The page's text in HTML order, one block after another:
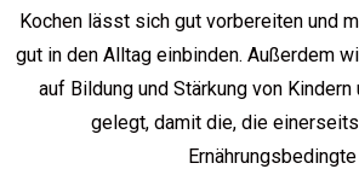
Kochen lässt sich gut vorbereiten und
gut in den Alltag einbinden. Außerdem
auf Bildung und Stärkung von
gelegt, damit die, die
Ernährungsbedingte